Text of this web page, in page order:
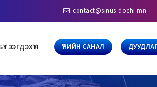
contact@sinus-dochi.mn
БҮТЭЭГДЭХҮҮН ҮНИЙН САНАЛ